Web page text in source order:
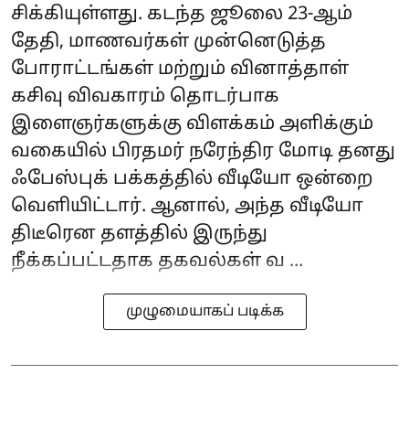
சிக்கியுள்ளது. கடந்த ஜூலை 23-ஆம்
தேதி, மாணவர்கள் முன்னெடுத்த
போராட்டங்கள் மற்றும் வினாத்தாள்
கசிவு விவகாரம் தொடர்பாக
இளைஞர்களுக்கு விளக்கம் அளிக்கும்
வகையில் பிரதமர் நரேந்திர மோடி தனது
ஃபேஸ்புக் பக்கத்தில் வீடியோ ஒன்றை
வெளியிட்டார். ஆனால், அந்த வீடியோ
திடீரென தளத்தில் இருந்து
நீக்கப்பட்டதாக தகவல்கள் வ ...
முழுமையாகப் படிக்க